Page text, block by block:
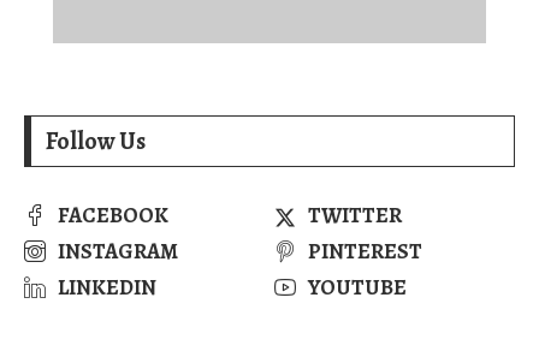
Follow Us
FACEBOOK
TWITTER
INSTAGRAM
PINTEREST
LINKEDIN
YOUTUBE